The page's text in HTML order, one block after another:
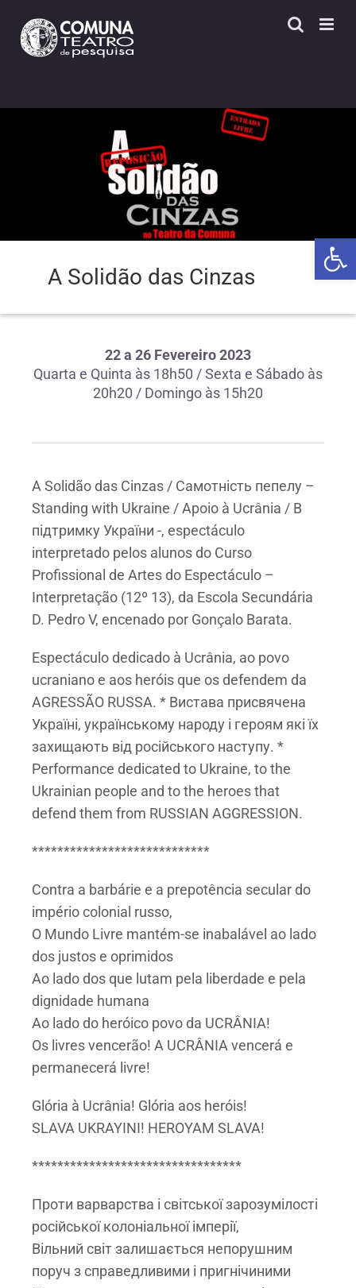
content
A Solidão das Cinzas
22 a 26 Fevereiro 2023
Quarta e Quinta às 18h50 / Sexta e Sábado às
20h20 / Domingo às 15h20
A Solidão das Cinzas / Самотність пепелу –
Standing with Ukraine / Apoio à Ucrânia / В
підтримку України -, espectáculo
interpretado pelos alunos do Curso
Profissional de Artes do Espectáculo –
Interpretação (12º 13), da Escola Secundária
D. Pedro V, encenado por Gonçalo Barata.
Espectáculo dedicado à Ucrânia, ao povo
ucraniano e aos heróis que os defendem da
AGRESSÃO RUSSA. * Вистава присвячена
Україні, українському народу і героям які їх
захищають від російського наступу. *
Performance dedicated to Ukraine, to the
Ukrainian people and to the heroes that
defend them from RUSSIAN AGGRESSION.
****************************
Contra a barbárie e a prepotência secular do
império colonial russo,
O Mundo Livre mantém-se inabalável ao lado
dos justos e oprimidos
Ao lado dos que lutam pela liberdade e pela
dignidade humana
Ao lado do heróico povo da UCRÂNIA!
Os livres vencerão! A UCRÂNIA vencerá e
permanecerá livre!
Glória à Ucrânia! Glória aos heróis!
SLAVA UKRAYINI! HEROYAM SLAVA!
*********************************
Проти варварства і світської зарозумілості
російської колоніальної імперії,
Вільний світ залишається непорушним
поруч з справедливими і пригнічиними